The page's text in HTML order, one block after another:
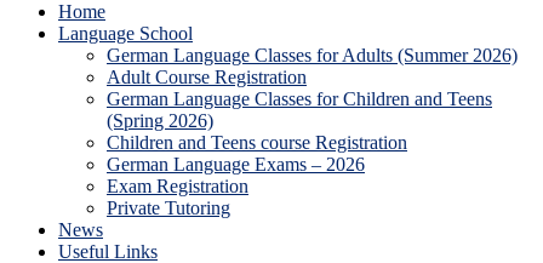
Home
Language School
German Language Classes for Adults (Summer 2026)
Adult Course Registration
German Language Classes for Children and Teens
(Spring 2026)
Children and Teens course Registration
German Language Exams – 2026
Exam Registration
Private Tutoring
News
Useful Links